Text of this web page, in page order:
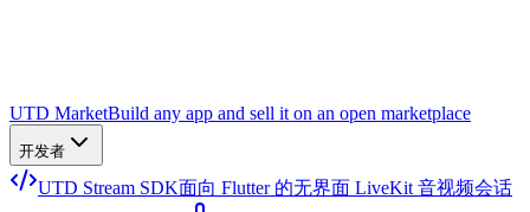
UTD MarketBuild any app and sell it on an open marketplace
开发者
UTD Stream SDK面向 Flutter 的无界面 LiveKit 音视频会话